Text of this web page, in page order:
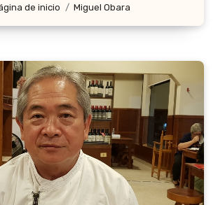
de inicio Miguel Obara